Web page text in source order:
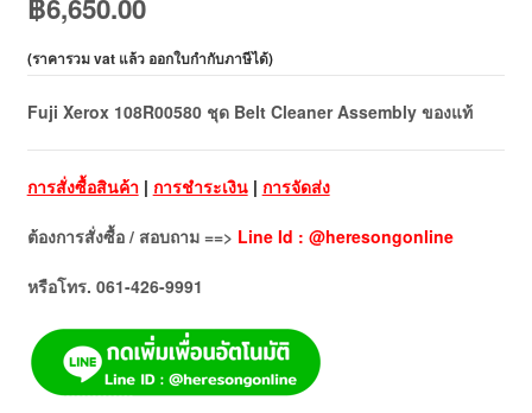
฿6,650.00
(ราคารวม vat แล้ว ออกใบกำกับภาษีได้)
Fuji Xerox 108R00580 ชุด Belt Cleaner Assembly ของแท้
การสั่งซื้อสินค้า | การชำระเงิน| การจัดส่ง
ต้องการสั่งซื้อ / สอบถาม ==> Line Id : @heresongonline
หรือโทร. 061-426-9991